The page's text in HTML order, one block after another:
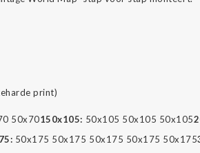
print)
50x70150x105: 50x105 50x105 50x105
50x175 50x175 50x175 50x175 50x175